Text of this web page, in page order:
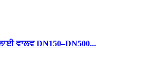
ਵਾਲਵ DN150–DN500...